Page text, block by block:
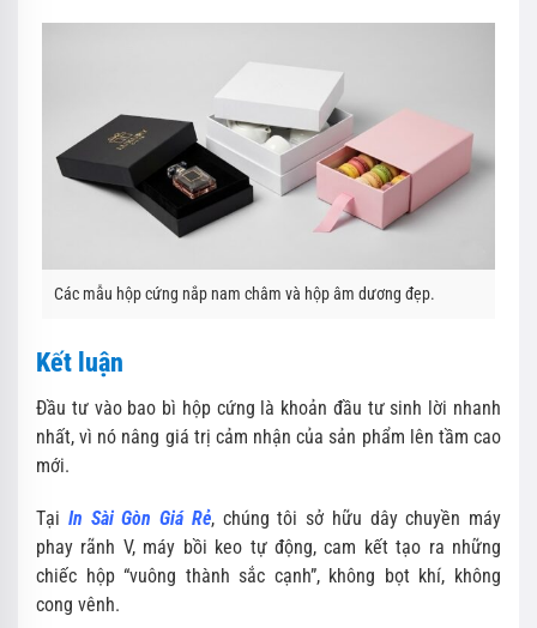
Các mẫu hộp cứng nắp nam châm và hộp âm dương đẹp.
Kết luận
Đầu tư vào bao bì hộp cứng là khoản đầu tư sinh lời nhanh
nhất, vì nó nâng giá trị cảm nhận của sản phẩm lên tầm cao
mới.
Tại In Sài Gòn Giá Rẻ, chúng tôi sở hữu dây chuyền máy
phay rãnh V, máy bồi keo tự động, cam kết tạo ra những
chiếc hộp “vuông thành sắc cạnh”, không bọt khí, không
cong vênh.